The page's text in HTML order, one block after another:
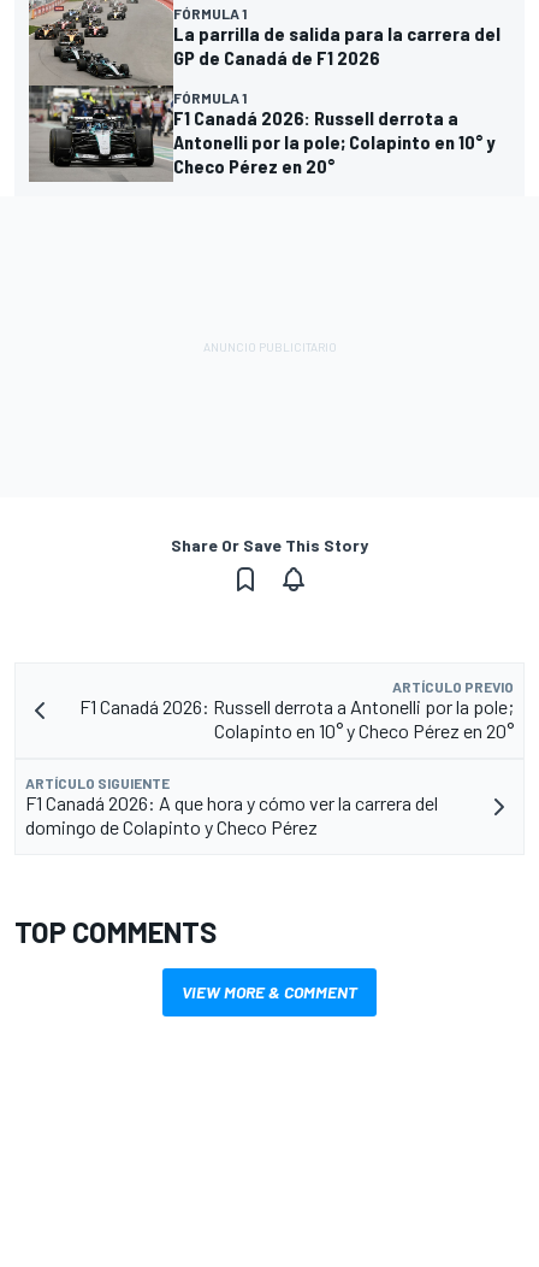
FÓRMULA 1
La parrilla de salida para la carrera del
GP de Canadá de F1 2026
FÓRMULA 1
F1 Canadá 2026: Russell derrota a
Antonelli por la pole; Colapinto en 10° y
Checo Pérez en 20°
Share Or Save This Story
ARTÍCULO PREVIO
F1 Canadá 2026: Russell derrota a Antonelli por la pole;
Colapinto en 10° y Checo Pérez en 20°
ARTÍCULO SIGUIENTE
F1 Canadá 2026: A que hora y cómo ver la carrera del
domingo de Colapinto y Checo Pérez
TOP COMMENTS
VIEW MORE & COMMENT